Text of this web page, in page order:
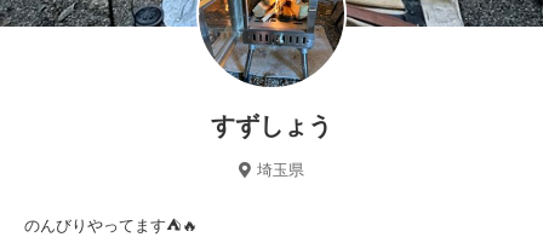
すずしょう
埼玉県
のんびりやってます⛺️🔥